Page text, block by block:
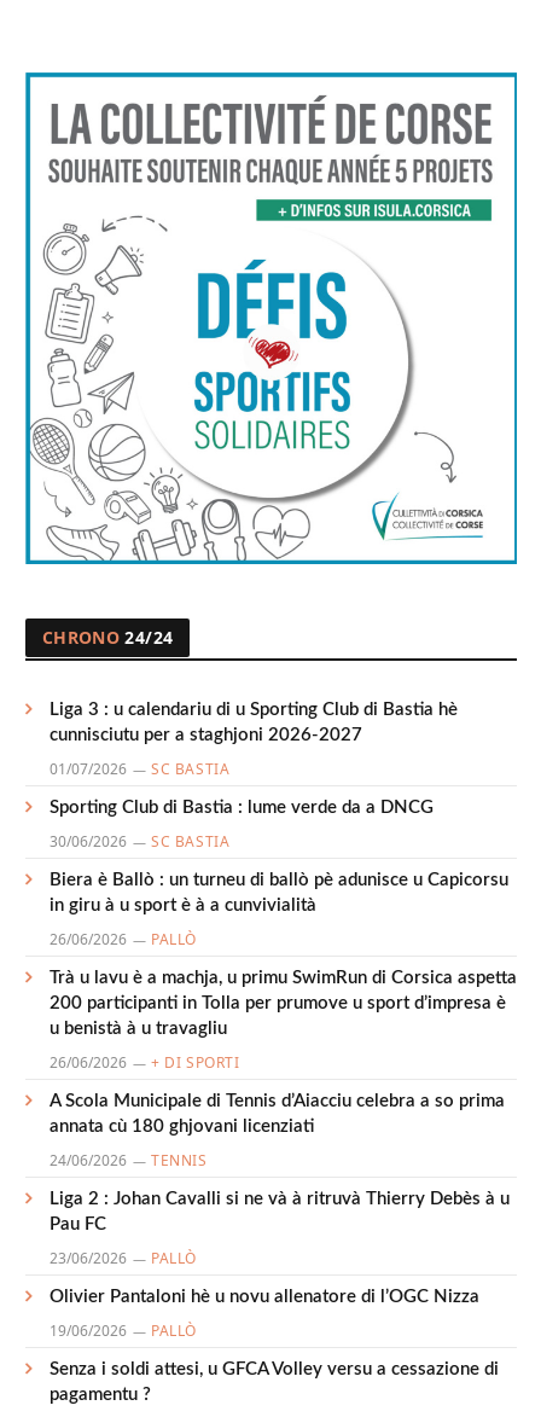
CHRONO 24/24
Liga 3 : u calendariu di u Sporting Club di Bastia hè
cunnisciutu per a staghjoni 2026-2027
01/07/2026 SC BASTIA
Sporting Club di Bastia : lume verde da a DNCG
30/06/2026 SC BASTIA
Biera è Ballò : un turneu di ballò pè adunisce u Capicorsu
in giru à u sport è à a cunvivialità
26/06/2026 PALLÒ
Trà u lavu è a machja, u primu SwimRun di Corsica aspetta
200 participanti in Tolla per prumove u sport d’impresa è
u benistà à u travagliu
26/06/2026 + DI SPORTI
A Scola Municipale di Tennis d’Aiacciu celebra a so prima
annata cù 180 ghjovani licenziati
24/06/2026 TENNIS
Liga 2 : Johan Cavalli si ne và à ritruvà Thierry Debès à u
Pau FC
23/06/2026 PALLÒ
Olivier Pantaloni hè u novu allenatore di l’OGC Nizza
19/06/2026 PALLÒ
Senza i soldi attesi, u GFCA Volley versu a cessazione di
pagamentu ?